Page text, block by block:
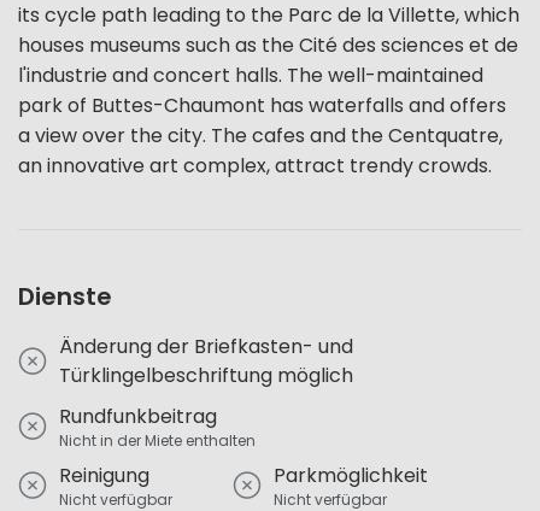
its cycle path leading to the Parc de la Villette, which
houses museums such as the Cité des sciences et de
l'industrie and concert halls. The well-maintained
park of Buttes-Chaumont has waterfalls and offers
a view over the city. The cafes and the Centquatre,
an innovative art complex, attract trendy crowds.
Dienste
Änderung der Briefkasten- und
Türklingelbeschriftung möglich
Rundfunkbeitrag
Nicht in der Miete enthalten
Reinigung
Nicht verfügbar
Parkmöglichkeit
Nicht verfügbar